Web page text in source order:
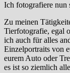
Ich fotografiere nun
Zu meinen
Tierfotografie, egal
ich auch für alles
Einzelportraits von
eurem Auto oder
es ist so ziemlich